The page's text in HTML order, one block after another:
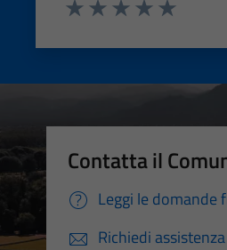
Contatta il
Leggi le domande
Richiedi assistenza